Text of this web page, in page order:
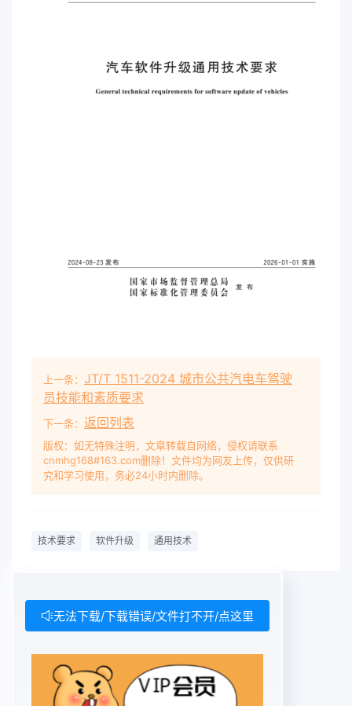
上一条： JT/T 1511-2024 城市公共汽电车驾驶
员技能和素质要求
下一条： 返回列表
版权：如无特殊注明，文章转载自网络，侵权请联系
cnmhg168#163.com删除！文件均为网友上传，仅供研
究和学习使用，务必24小时内删除。
技术要求 软件升级 通用技术
无法下载/下载错误/文件打不开/点这里